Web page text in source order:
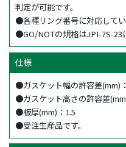
判定が可能です。
●各種リング番号に対応してい
●GO/NOTの規格はJPI-7S-23
仕様
●ガスケット幅の許容差(mm)
●ガスケット高さの許容差
●板厚(mm)：1.5
●受注生産品です。